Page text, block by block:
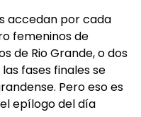
accedan por cada
femeninos de
de Rio Grande, o dos
fases finales se
Pero eso es
epílogo del día